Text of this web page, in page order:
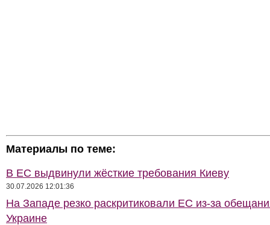
Материалы по теме:
В ЕС выдвинули жёсткие требования Киеву
30.07.2026 12:01:36
На Западе резко раскритиковали ЕС из-за
Украине